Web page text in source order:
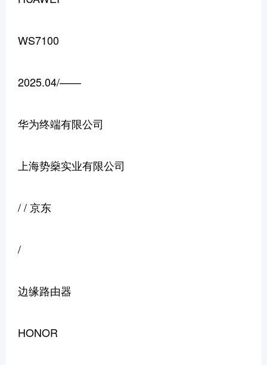
WS7100
2025.04/——
华为终端有限公司
上海势燊实业有限公司
/ / 京东
/
边缘路由器
HONOR